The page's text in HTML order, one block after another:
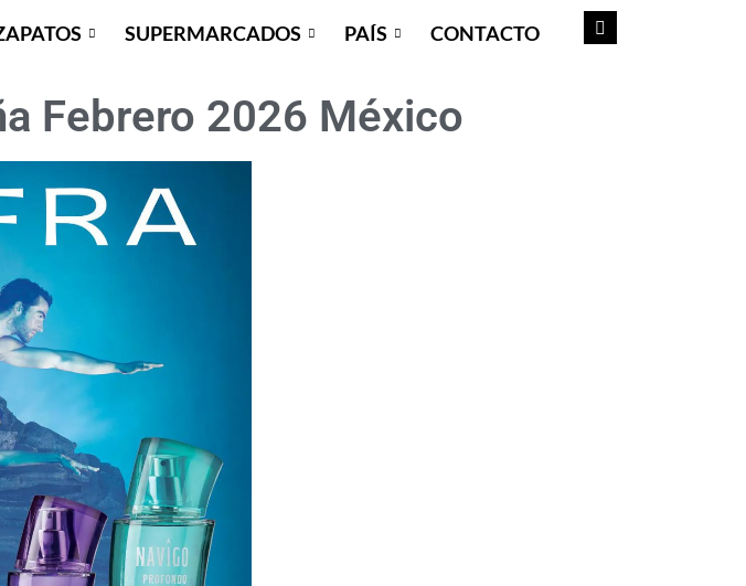
SUPERMARCADOS PAÍS CONTACTO
Febrero 2026 México